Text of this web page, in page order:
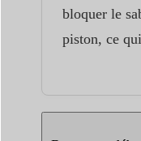
bloquer le
piston, ce